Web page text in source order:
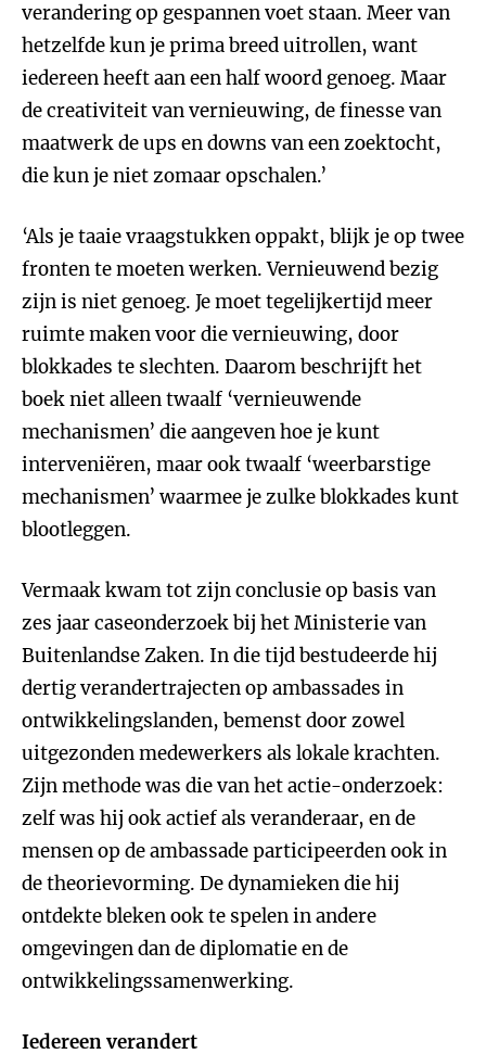
verandering op gespannen voet staan. Meer van
hetzelfde kun je prima breed uitrollen, want
iedereen heeft aan een half woord genoeg. Maar
de creativiteit van vernieuwing, de finesse van
maatwerk de ups en downs van een zoektocht,
die kun je niet zomaar opschalen.’
‘Als je taaie vraagstukken oppakt, blijk je op twee
fronten te moeten werken. Vernieuwend bezig
zijn is niet genoeg. Je moet tegelijkertijd meer
ruimte maken voor die vernieuwing, door
blokkades te slechten. Daarom beschrijft het
boek niet alleen twaalf ‘vernieuwende
mechanismen’ die aangeven hoe je kunt
interveniëren, maar ook twaalf ‘weerbarstige
mechanismen’ waarmee je zulke blokkades kunt
blootleggen.
Vermaak kwam tot zijn conclusie op basis van
zes jaar caseonderzoek bij het Ministerie van
Buitenlandse Zaken. In die tijd bestudeerde hij
dertig verandertrajecten op ambassades in
ontwikkelingslanden, bemenst door zowel
uitgezonden medewerkers als lokale krachten.
Zijn methode was die van het actie-onderzoek:
zelf was hij ook actief als veranderaar, en de
mensen op de ambassade participeerden ook in
de theorievorming. De dynamieken die hij
ontdekte bleken ook te spelen in andere
omgevingen dan de diplomatie en de
ontwikkelingssamenwerking.
Iedereen verandert